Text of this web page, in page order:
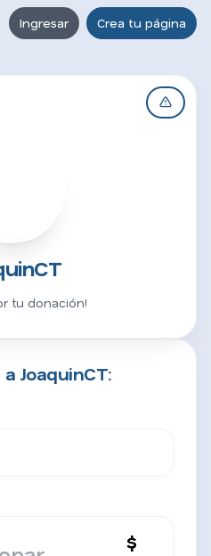
Ingresar Crea tu página
tu donación!
JoaquinCT:
$